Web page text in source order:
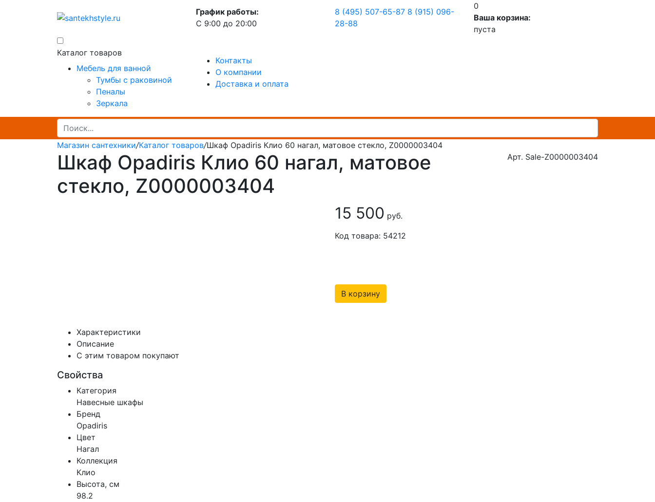
График работы:
С 9:00 до 20:00
8 (495) 507-65-87 8 (915) 096-
28-88
0
Ваша корзина:
пуста
Каталог товаров
Мебель для ванной
Тумбы с раковиной
Пеналы
Зеркала
Контакты
О компании
Доставка и оплата
Магазин сантехники/Каталог товаров/Шкаф Opadiris Клио 60 нагал, матовое стекло, Z0000003404
Арт. Sale-Z0000003404
Шкаф Opadiris Клио 60 нагал, матовое
стекло, Z0000003404
15 500 руб.
Код товара: 54212
В корзину
Характеристики
Описание
С этим товаром покупают
Свойства
Категория
Навесные шкафы
Бренд
Opadiris
Цвет
Нагал
Коллекция
Клио
Высота, см
98.2